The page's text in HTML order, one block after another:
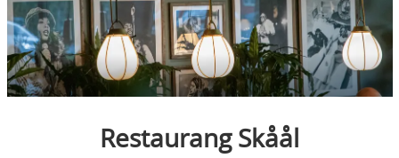
Restaurang Skåål